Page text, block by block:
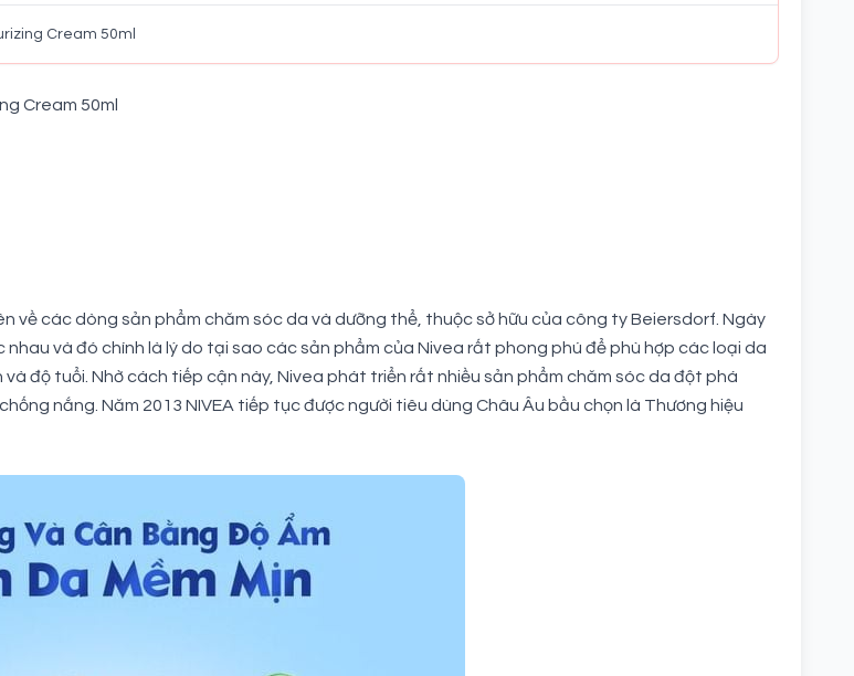
Cream 50ml
Cream 50ml
về các dòng sản phẩm chăm sóc da và dưỡng thể, thuộc sở hữu của công ty Beiersdorf. Ngày
và đó chính là lý do tại sao các sản phẩm của Nivea rất phong phú để phù hợp các loại da
độ tuổi. Nhờ cách tiếp cận này, Nivea phát triển rất nhiều sản phẩm chăm sóc da đột phá
nắng. Năm 2013 NIVEA tiếp tục được người tiêu dùng Châu Âu bầu chọn là Thương hiệu